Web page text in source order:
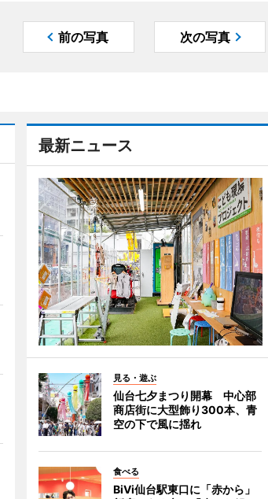
前の写真 次の写真
最新ニュース
見る・遊ぶ
仙台七夕まつり開幕 中心部
商店街に大型飾り300本、青
空の下で風に揺れ
食べる
BiVi仙台駅東口に「赤から」